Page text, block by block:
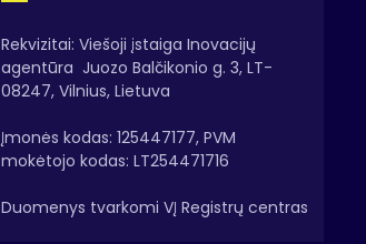
Rekvizitai: Viešoji įstaiga Inovacijų
agentūra Juozo Balčikonio g. 3, LT-
08247, Vilnius, Lietuva
Įmonės kodas: 125447177, PVM
mokėtojo kodas: LT254471716
Duomenys tvarkomi VĮ Registrų centras